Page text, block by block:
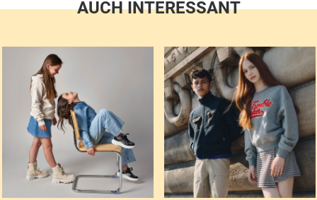
AUCH INTERESSANT